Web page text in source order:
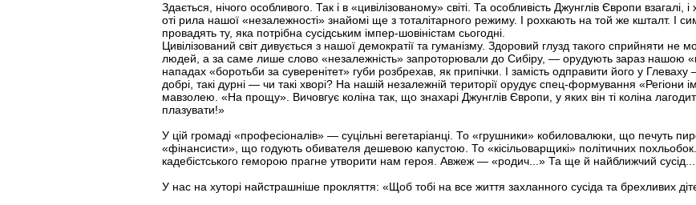
Здається, нічого особливого. Так і в «цивілізованому» світі. Та особливість Джунглів Європи
оті рила нашої «незалежності» знайомі ще з тоталітарного режиму. І рохкають на той же кшталт. І
провадять ту, яка потрібна сусідським імпер-шовіністам сьогодні.
Цивілізований світ дивується з нашої демократії та гуманізму. Здоровий глузд такого сприйняти не
людей, а за саме лише слово «незалежність» запроторювали до Сибіру, — орудують зараз нашою
нападах «боротьби за суверенітет» губи розбрехав, як припічки. І замість одправити його у
добрі, такі дурні — чи такі хворі? На нашій незалежній території орудує спец-формування «Регіони
мавзолею. «На прощу». Вичовгує коліна так, що знахарі Джунглів Європи, у яких він ті коліна
плазувати!»
У цій громаді «професіоналів» — суцільні вегетаріанці. То «грушники» кобиловалюки, що печуть
«фінансисти», що годують обивателя дешевою капустою. То «кісільоварщикі» політичних
кадебістського геморою прагне утворити нам героя. Авжеж — «родич...» Та ще й найближчий сусід...
У нас на хуторі найстрашніше прокляття: «Щоб тобі на все життя захланного сусіда та брехливих